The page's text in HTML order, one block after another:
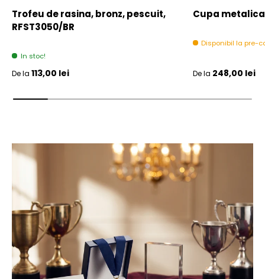
Trofeu de rasina, bronz, pescuit,
RFST3050/BR
In stoc!
Pret initial
De la 113,00 lei
Cupa
Disponibil la pre-
Pret initial
De la 248,00 lei